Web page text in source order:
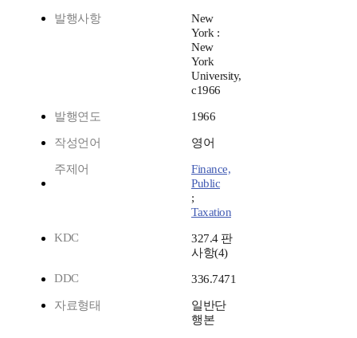
발행사항
New
York :
New
York
University,
c1966
발행연도 1966
작성언어 영어
주제어
Finance,
Public
;
Taxation
KDC
327.4 판
사항(4)
DDC
336.7471
자료형태
일반단
행본